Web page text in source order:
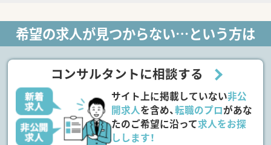
希望の求人が見つからない…という方は
コンサルタントに相談する
サイト上に掲載していない非公
開求人を含め、転職のプロがあな
たのご希望に沿って求人をお探
しします！